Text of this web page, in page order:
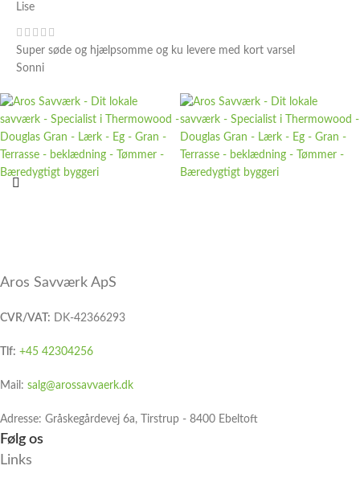
Lise
Super søde og hjælpsomme og ku levere med kort varsel
Sonni
Aros Savværk ApS
CVR/VAT: DK-42366293
Tlf: +45 42304256
Mail: salg@arossavvaerk.dk
Adresse: Gråskegårdevej 6a, Tirstrup - 8400 Ebeltoft​
Følg os
Links